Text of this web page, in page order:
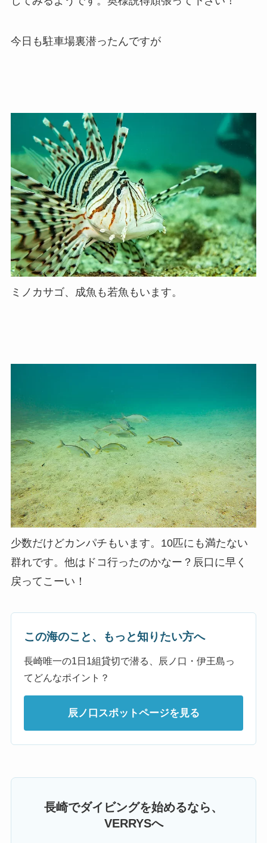
今日も駐車場裏潜ったんですが
ミノカサゴ、成魚も若魚もいます。
少数だけどカンパチもいます。10匹にも満たない
群れです。他はドコ行ったのかなー？辰口に早く
戻ってこーい！
この海のこと、もっと知りたい方へ
長崎唯一の1日1組貸切で潜る、辰ノ口・伊王島っ
てどんなポイント？
辰ノ口スポットページを見る
長崎でダイビングを始めるなら、
VERRYSへ